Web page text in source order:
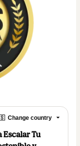
Change country
Escalar Tu